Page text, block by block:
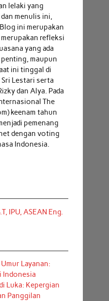
lelaki yang
menulis ini,
ini merupakan
refleksi
yang ada
maupun
ini tinggal di
Lestari serta
dan Alya. Pada
The
keenam tahun
pemenang
dengan voting
Indonesia.
IPU, ASEAN Eng.
Layanan:
Indonesia
Luka: Kepergian
Panggilan